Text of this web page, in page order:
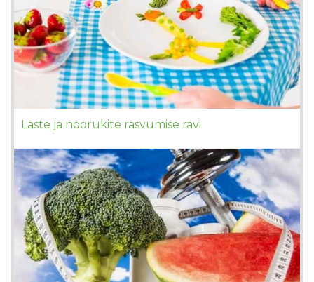
Laste ja noorukite rasvumise ravi